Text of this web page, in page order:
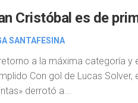
Cristóbal es de
SANTAFESINA
a la máxima categoría y
Con gol de Lucas Solver,
derrotó a...